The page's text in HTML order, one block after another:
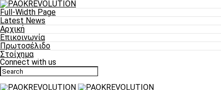
Full-Width Page
Latest News
Αρχική
Επικοινωνία
Πρωτοσέλιδο
Στοίχημα
Connect with us